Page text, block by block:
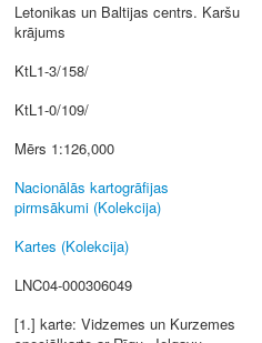
Letonikas un Baltijas centrs. Karšu
krājums
KtL1-3/158/
KtL1-0/109/
Mērs 1:126,000
Nacionālās kartogrāfijas
pirmsākumi (Kolekcija)
Kartes (Kolekcija)
LNC04-000306049
[1.] karte: Vidzemes un Kurzemes